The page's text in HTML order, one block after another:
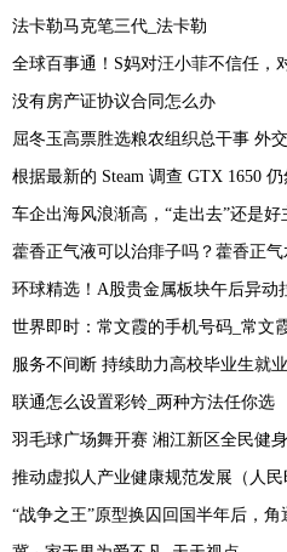
法卡勒马克笔三代_法卡勒
没有房产证协议合同怎么办
根据最新的 Steam 调查 GTX 1650
车企出海风浪渐高，“走出去”还是好
藿香正气液可以治痱子吗？藿香正
环球精选！A股贵金属板块午后异动
世界即时：常文霞的手机号码_常文
服务不间断 持续助力高校毕业生就业
联通怎么设置彩铃_两种方法任你选
羽毛球广场舞开赛 湘江新区全民健
推动虚拟人产业健康规范发展（人民